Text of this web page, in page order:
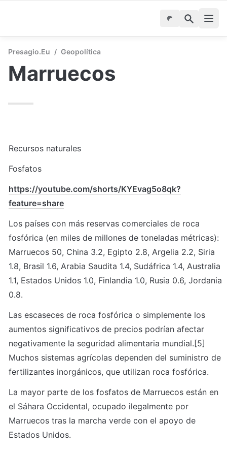
Presagio.eu / Geopolítica
Marruecos
Recursos naturales
Fosfatos
https://youtube.com/shorts/KYEvag5o8qk?
feature=share
Los países con más reservas comerciales de roca
fosfórica (en miles de millones de toneladas métricas):
Marruecos 50, China 3.2, Egipto 2.8, Argelia 2.2, Siria
1.8, Brasil 1.6, Arabia Saudita 1.4, Sudáfrica 1.4, Australia
1.1, Estados Unidos 1.0, Finlandia 1.0, Rusia 0.6, Jordania
0.8.
Las escaseces de roca fosfórica o simplemente los
aumentos significativos de precios podrían afectar
negativamente la seguridad alimentaria mundial.[5]
Muchos sistemas agrícolas dependen del suministro de
fertilizantes inorgánicos, que utilizan roca fosfórica.
La mayor parte de los fosfatos de Marruecos están en
el Sáhara Occidental, ocupado ilegalmente por
Marruecos tras la marcha verde con el apoyo de
Estados Unidos.